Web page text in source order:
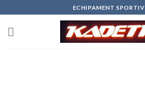
to
content
ECHIPAMENT SPORTIV